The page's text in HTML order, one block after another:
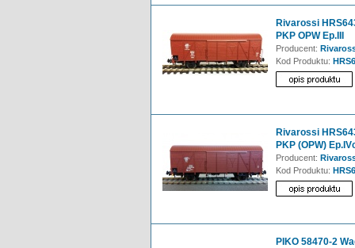
Rivarossi
PKP OPW Ep.III
Producent:
Kod Produktu:
Rivarossi
PKP (OPW)
Producent:
Kod Produktu:
PIKO 58470-2